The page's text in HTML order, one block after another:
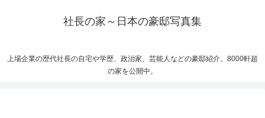
社長の家～日本の豪邸写真集
上場企業の歴代社長の自宅や学歴、政治家、芸能人などの豪邸紹介。8000軒超
の家を公開中。